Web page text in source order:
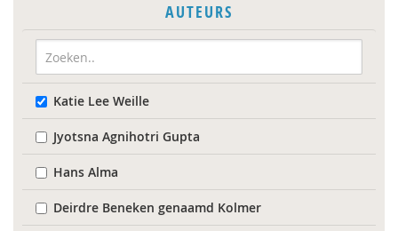
AUTEURS
Katie Lee Weille
Jyotsna Agnihotri Gupta
Hans Alma
Deirdre Beneken genaamd Kolmer